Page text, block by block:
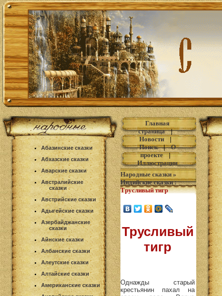
Абазинские сказки
Абхазские сказки
Аварские сказки
Австралийские
сказки
Австрийские сказки
Адыгейские сказки
Азербайджанские
сказки
Айнские сказки
Албанские сказки
Алеутские сказки
Алтайские сказки
Американские сказки
Главная
страница|
Новости|
Поиск|О
проекте|
Иллюстрации
Народные сказки »
Индийские сказки:
Трусливый тигр
Трусливый
тигр
Однажды старый
крестьянин пахал на